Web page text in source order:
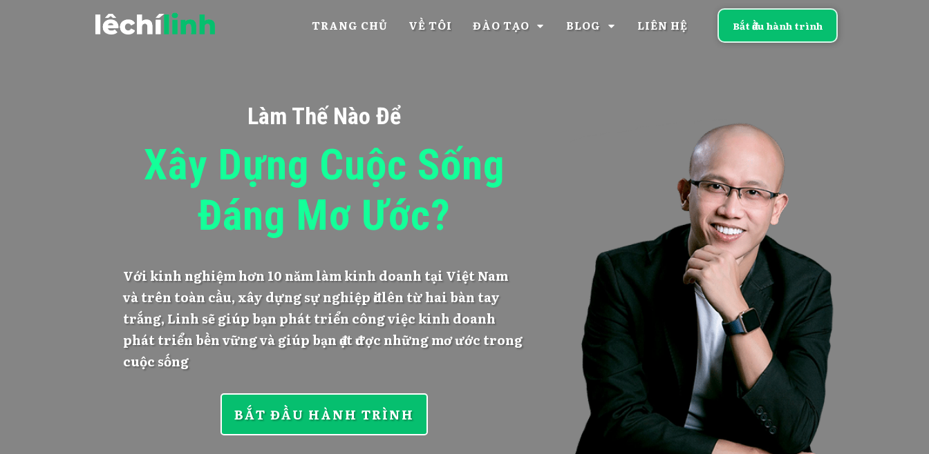
TRANG CHỦ VỀ TÔI ĐÀO TẠO BLOG LIÊN HỆ Bắt đầu hành trình
Làm Thế Nào Để
Xây Dựng Cuộc Sống
Đáng Mơ Ước?
Với kinh nghiệm hơn 10 năm làm kinh doanh tại Việt Nam
và trên toàn cầu, xây dựng sự nghiệp đi lên từ hai bàn tay
trắng, Linh sẽ giúp bạn phát triển công việc kinh doanh
phát triển bền vững và giúp bạn đạt được những mơ ước trong
cuộc sống
BẮT ĐẦU HÀNH TRÌNH